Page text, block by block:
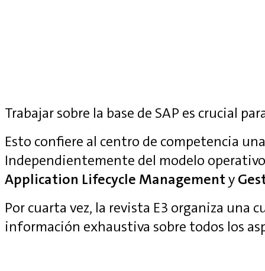
Trabajar sobre la base de SAP es crucial
Esto confiere al centro de competencia
Independientemente del modelo
Application Lifecycle Managementy
Por cuarta vez, la revista E3 organiza una
información exhaustiva sobre todos los